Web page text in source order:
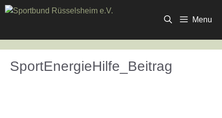
Zum
Inhalt
Menu
SportEnergieHilfe_Beitrag